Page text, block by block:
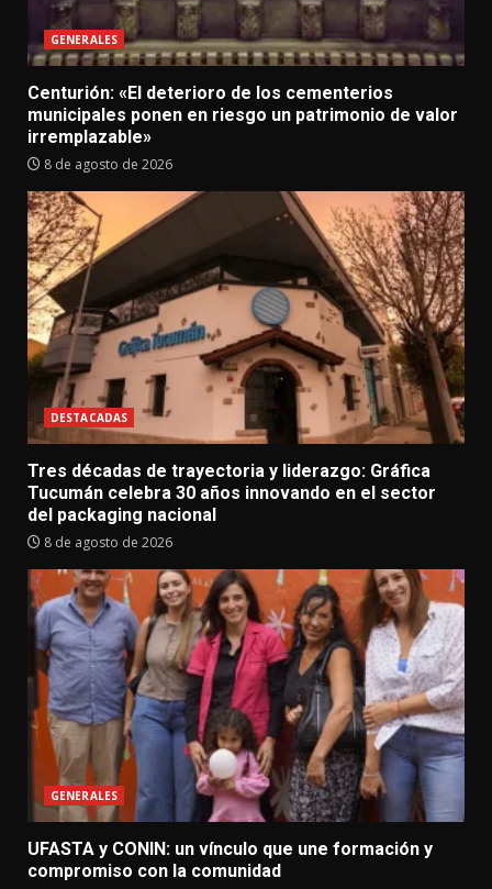
GENERALES
Centurión: «El deterioro de los cementerios
municipales ponen en riesgo un patrimonio de valor
irremplazable»
8 de agosto de 2026
DESTACADAS
Tres décadas de trayectoria y liderazgo: Gráfica
Tucumán celebra 30 años innovando en el sector
del packaging nacional
8 de agosto de 2026
GENERALES
UFASTA y CONIN: un vínculo que une formación y
compromiso con la comunidad